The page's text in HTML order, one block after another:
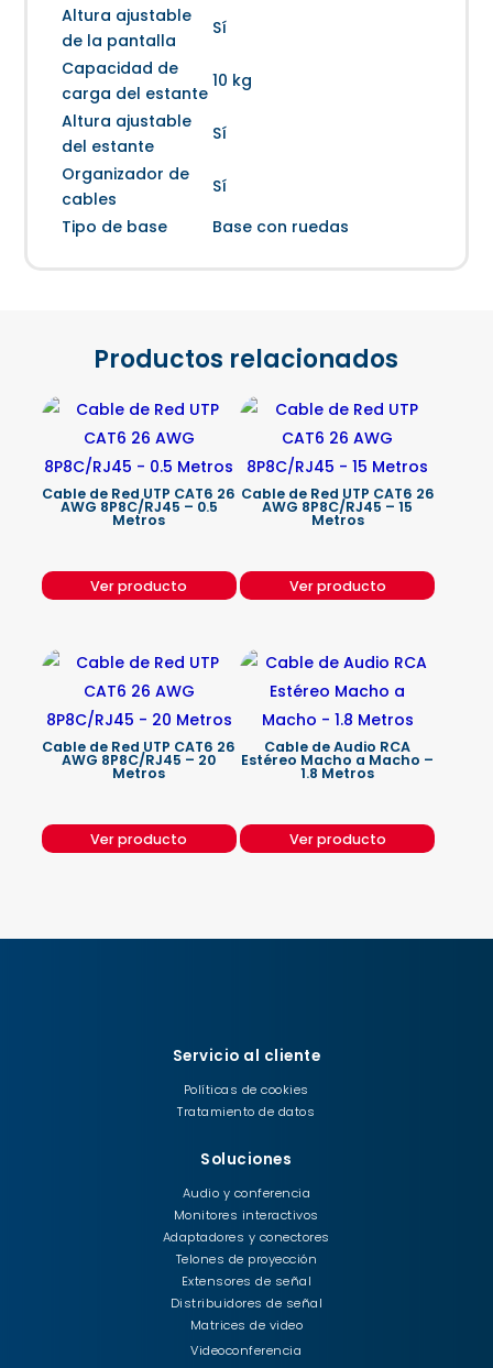
Altura ajustable
de la pantalla
Sí
Capacidad de
carga del estante
10 kg
Altura ajustable
del estante
Sí
Organizador de
cables
Sí
Tipo de base
Base con ruedas
Productos relacionados
Cable de Red UTP CAT6 26
AWG 8P8C/RJ45 – 0.5
Metros
Ver producto
Cable de Red UTP CAT6 26
AWG 8P8C/RJ45 – 15
Metros
Ver producto
Cable de Red UTP CAT6 26
AWG 8P8C/RJ45 – 20
Metros
Ver producto
Cable de Audio RCA
Estéreo Macho a Macho –
1.8 Metros
Ver producto
Servicio al cliente
Políticas de cookies
Tratamiento de datos
Soluciones
Audio y conferencia
Monitores interactivos
Adaptadores y conectores
Telones de proyección
Extensores de señal
Distribuidores de señal
Matrices de video
Videoconferencia